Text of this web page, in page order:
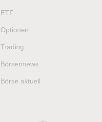
ETF
Optionen
Trading
Börsennews
Börse aktuell